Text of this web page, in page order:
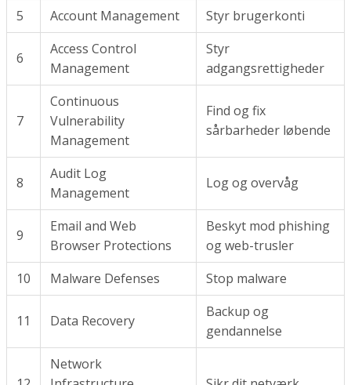
5
Account Management Styr brugerkonti
6
Access Control
Management
Styr
adgangsrettigheder
7
Continuous
Vulnerability
Management
Find og fix
sårbarheder løbende
8
Audit Log
Management
Log og overvåg
9
Email and Web
Browser Protections
Beskyt mod phishing
og web-trusler
10
Malware Defenses Stop malware
11 Data Recovery
Backup og
gendannelse
Network